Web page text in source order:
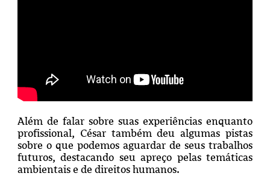
Além de falar sobre suas experiências enquanto
profissional, César também deu algumas pistas
sobre o que podemos aguardar de seus trabalhos
futuros, destacando seu apreço pelas temáticas
ambientais e de direitos humanos.